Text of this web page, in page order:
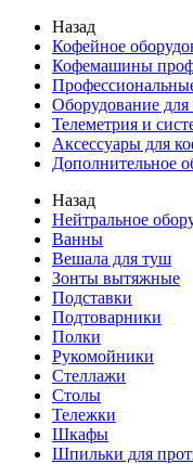
Назад
Кофейное
Кофемашины
Оборудование для
Телеметрия и
Аксессуары для
Дополнительное
Назад
Нейтральное
Ванны
Вешала для туш
Зонты вытяжные
Подставки
Подтоварники
Полки
Рукомойники
Стеллажи
Столы
Тележки
Шкафы
Шпильки для